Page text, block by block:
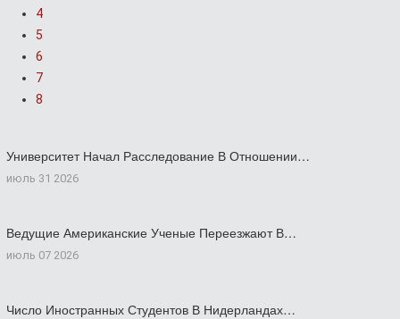
4
5
6
7
8
Университет Начал Расследование В Отношении…
июль 31 2026
Ведущие Американские Ученые Переезжают В…
июль 07 2026
Число Иностранных Студентов В Нидерландах…